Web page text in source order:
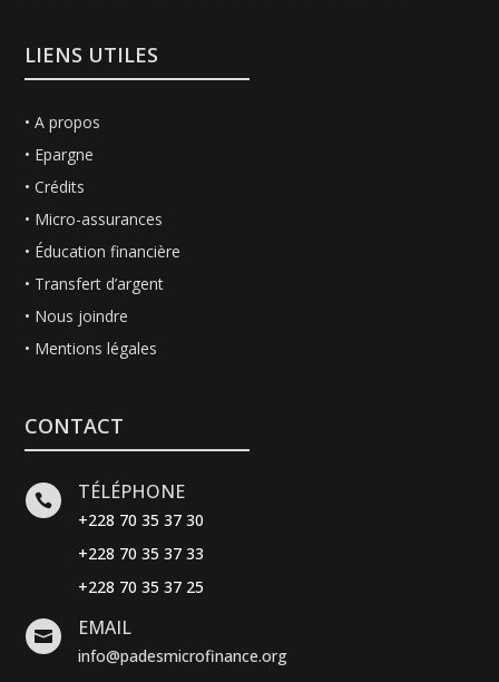
LIENS UTILES
•A propos
• Epargne
•Crédits
• Micro-assurances
• Éducation financière
• Transfert d’argent
• Nous joindre
• Mentions légales
CONTACT
 TÉLÉPHONE
+228 70 35 37 30
+228 70 35 37 33
+228 70 35 37 25
 EMAIL
info@padesmicrofinance.org